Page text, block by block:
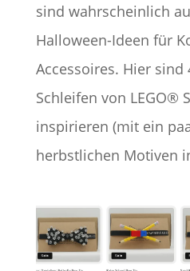
sind wahrscheinlich
Halloween-Ideen für
Accessoires. Hier sind
Schleifen von LEGO®
inspirieren (mit ein
herbstlichen Motiven